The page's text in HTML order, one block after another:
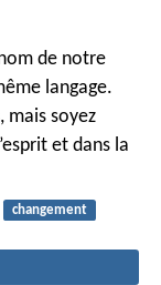
de notre
langage.
mais soyez
et dans la
changement